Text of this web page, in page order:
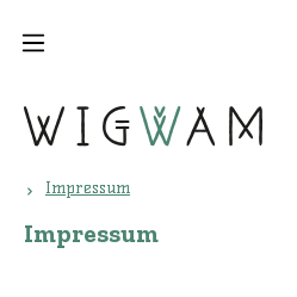
Impressum
Impressum